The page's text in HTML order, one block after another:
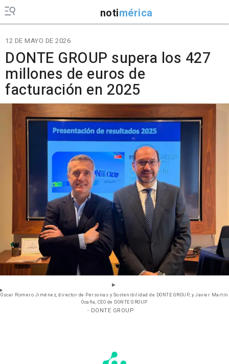
notimérica
12 DE MAYO DE 2026
DONTE GROUP supera los 427
millones de euros de
facturación en 2025
Óscar Romero Jiménez, director de Personas y Sostenibilidad de DONTE GROUP, y Javier Martín
Ocaña, CEO de DONTE GROUP
- DONTE GROUP